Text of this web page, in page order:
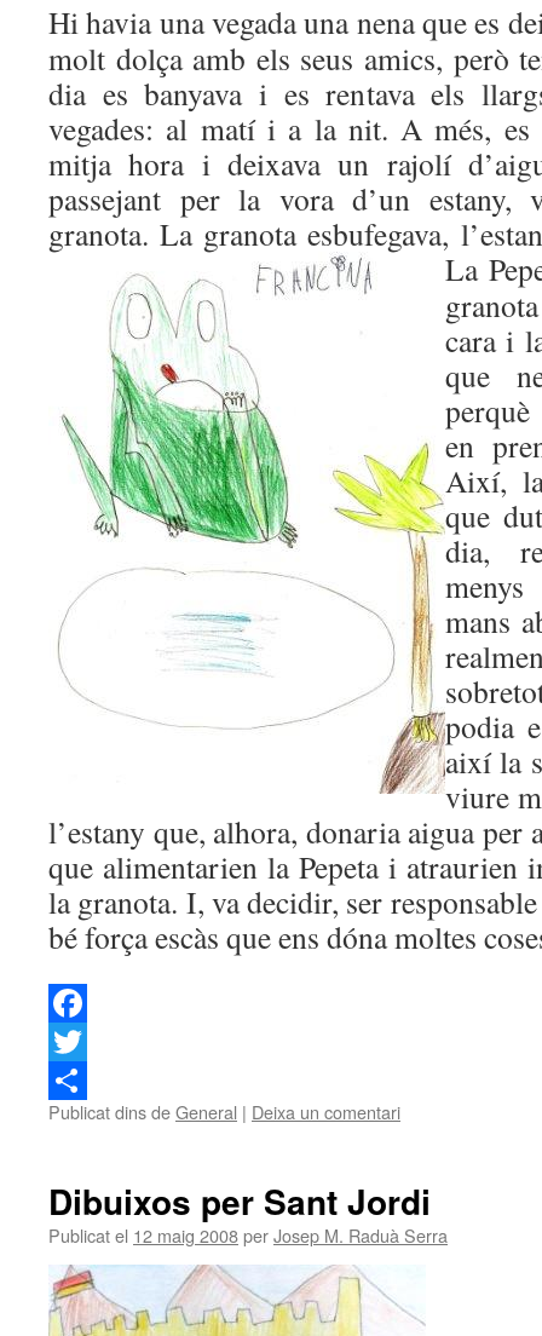
Hi havia una vegada una nena que es
molt dolça amb els seus amics, però
dia es banyava i es rentava els
vegades: al matí i a la nit. A més, es
mitja hora i deixava un rajolí
passejant per la vora d’un estany,
granota. La granota esbufegava,
La
cara i
que
en
Així,
que
dia,
mans
podia
així la
viure
l’estany que, alhora, donaria aigua per
que alimentarien la Pepeta i atraurien
la granota. I, va decidir, ser
bé força escàs que ens dóna moltes
Facebook
Twitter
Comparteix
Publicat dins deGeneral | Deixa un comentari
Dibuixos per Sant Jordi
Publicat el 12 maig 2008perJosep M. Raduà Serra